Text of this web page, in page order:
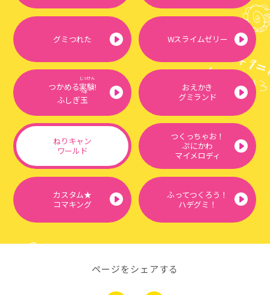
グミつれた Wスライムゼリー
つかめる実験
じっけん
!
ふしぎ玉
だま
おえかき
グミランド
ねりキャン
ワールド
つくっちゃお！
ぷにかわ
マイメロディ
カスタム★
コマキング
ふってつくろう！
ハデグミ！
ページをシェアする